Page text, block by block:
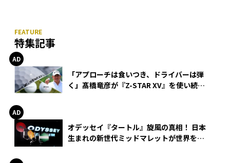
特集記事
「アプローチは食いつき、ドライバーは弾
く」髙橋竜彦が『Z-STAR XV』を使い続け
オデッセイ『タートル』旋風の真相！ 日本
生まれの新世代ミッドマレットが世界を席